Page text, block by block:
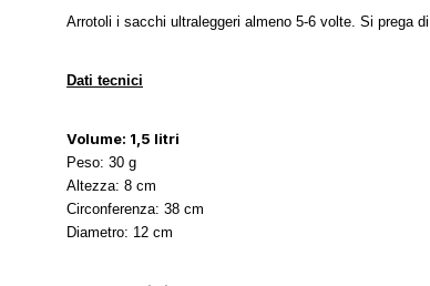
Arrotoli i sacchi ultraleggeri almeno 5-6 volte. Si prega
Dati tecnici
Volume: 1,5 litri
Peso: 30 g
Altezza: 8 cm
Circonferenza: 38 cm
Diametro: 12 cm